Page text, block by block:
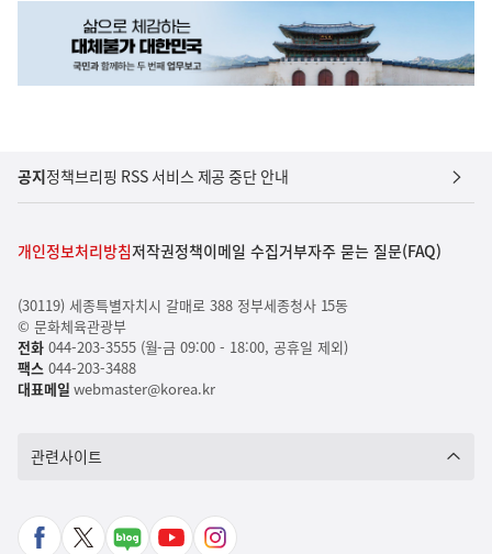
공지정책브리핑 RSS 서비스 제공 중단 안내
개인정보처리방침저작권정책이메일 수집거부자주 묻는 질문(FAQ)
(30119) 세종특별자치시 갈매로 388 정부세종청사 15동
© 문화체육관광부
전화044-203-3555 (월-금 09:00 - 18:00, 공휴일 제외)
팩스 044-203-3488
대표메일 webmaster@korea.kr
관련사이트
페 X 네 유 인